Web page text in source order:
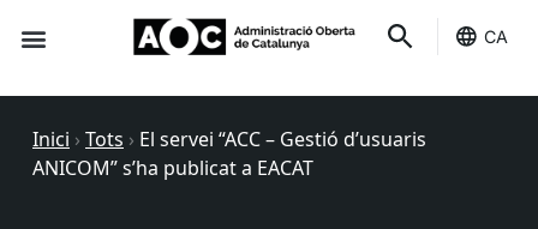
CA
Inici › Tots › El servei “ACC – Gestió d’usuaris
ANICOM” s’ha publicat a EACAT